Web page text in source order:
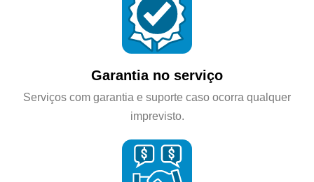
Garantia no serviço
Serviços com garantia e suporte caso ocorra qualquer
imprevisto.